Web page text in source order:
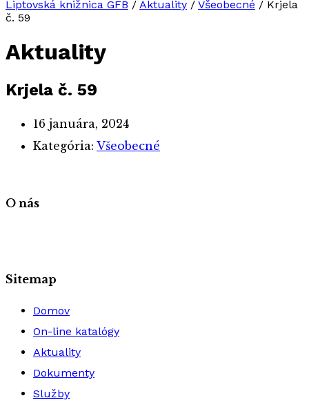
Liptovská knižnica GFB / Aktuality / Všeobecné / Krjela
č. 59
Aktuality
Krjela č. 59
16 januára, 2024
Kategória: Všeobecné
O nás
Sitemap
Domov
On-line katalógy
Aktuality
Dokumenty
Služby